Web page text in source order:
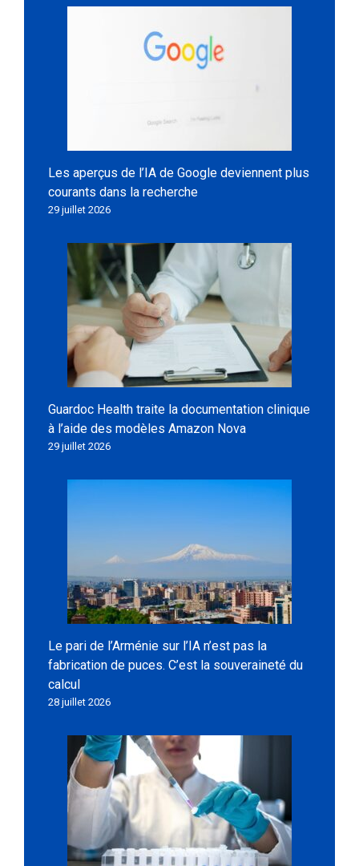
Les aperçus de l’IA de Google deviennent plus
courants dans la recherche
29 juillet 2026
Guardoc Health traite la documentation clinique
à l’aide des modèles Amazon Nova
29 juillet 2026
Le pari de l’Arménie sur l’IA n’est pas la
fabrication de puces. C’est la souveraineté du
calcul
28 juillet 2026